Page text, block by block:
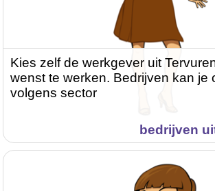
Kies zelf de werkgever uit
wenst te werken. Bedrijven kan je
volgens sector
bedrijven